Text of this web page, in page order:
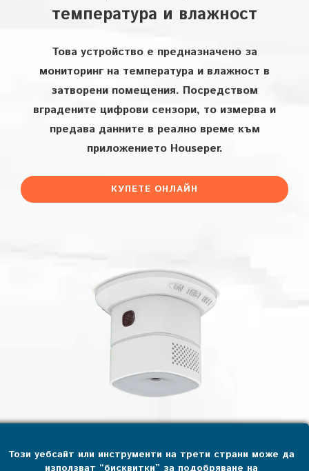
Този уебсайт или инструменти на трети страни може да
използват “бисквитки” за подобряване на
температура и влажност
Това устройство е предназначено за
мониторинг на температура и влажност в
затворени помещения. Посредством
вградените цифрови сензори, то измерва и
предава данните в реално време към
приложението Houseper.
КУПЕТЕ ОНЛАЙН